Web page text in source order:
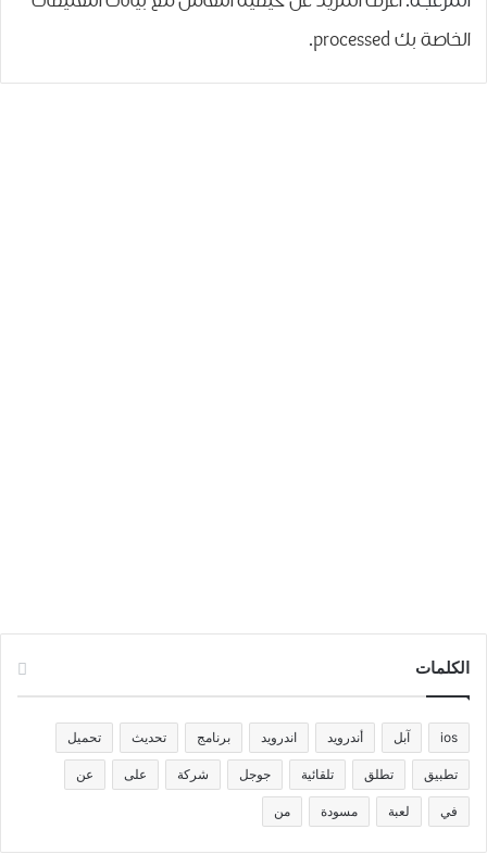
الخاصة بك processed
.
الكلمات
ios آبل أندرويد اندرويد برنامج تحديث تحميل
تطبيق تطلق تلقائية جوجل شركة على عن
في لعبة مسودة من